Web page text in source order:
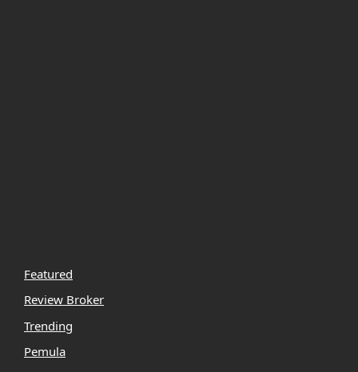
Featured
Review Broker
Trending
Pemula